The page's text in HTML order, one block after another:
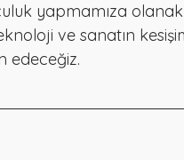
yapmamıza olanak
ve sanatın
edeceğiz.